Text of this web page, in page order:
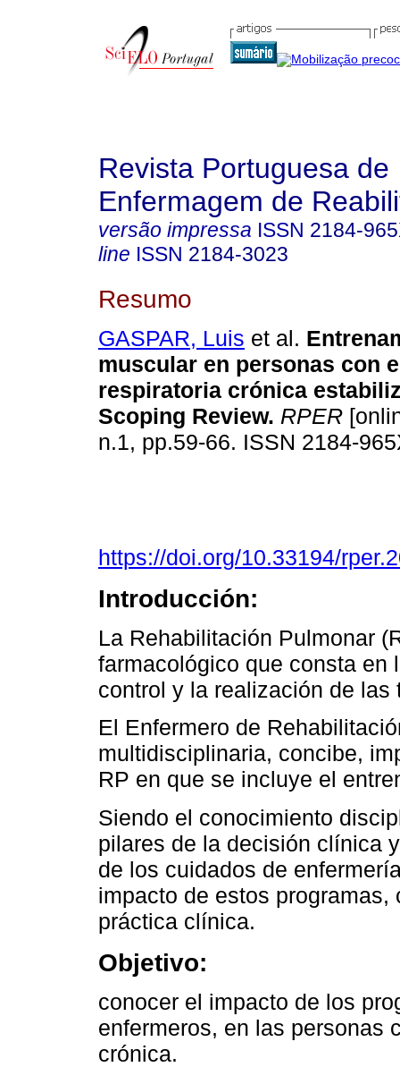
Revista Portuguesa de
Enfermagem de
versão impressa ISSN 2184-
line ISSN 2184-3023
Resumo
GASPAR, Luis et al.
muscular en personas con
respiratoria crónica
Scoping Review. RPER
n.1, pp.59-66. ISSN 2184-
https://doi.org/10.33194/
Introducción:
La Rehabilitación Pulmonar
farmacológico que consta
control y la realización de
El Enfermero de
multidisciplinaria, concibe,
RP en que se incluye el
Siendo el conocimiento
pilares de la decisión clínica
de los cuidados de
impacto de estos
práctica clínica.
Objetivo:
conocer el impacto de los
enfermeros, en las personas
crónica.